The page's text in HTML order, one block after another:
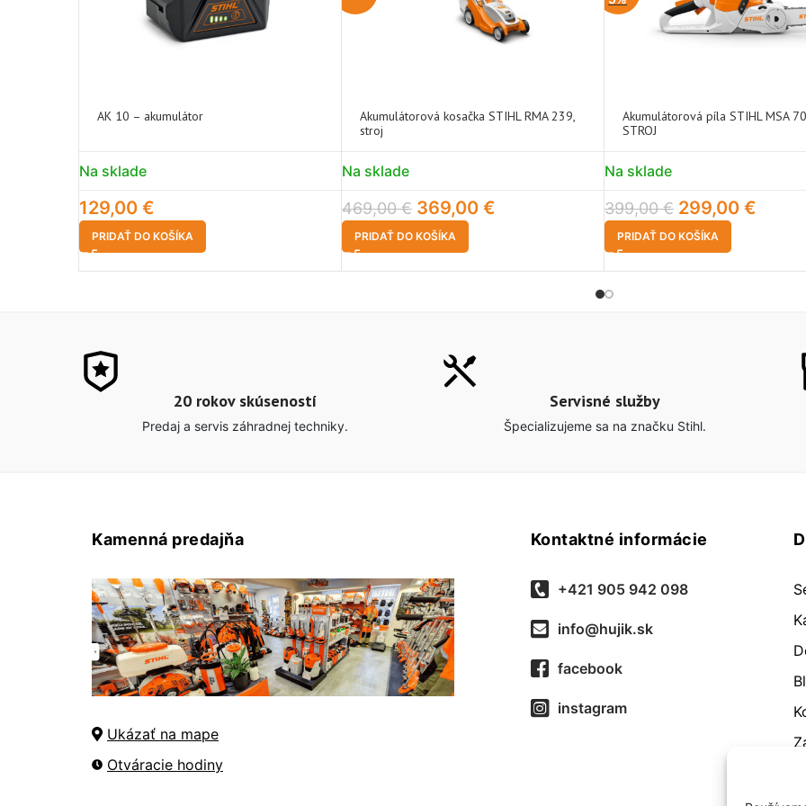
AK 10 – akumulátor
Na sklade
129,00 €
PRIDAŤ DO KOŠÍKA
Akumulátorová kosačka STIHL RMA 239,
stroj
Na sklade
469,00€ 369,00 €
PRIDAŤ DO KOŠÍKA
Akumulátorová píla STIHL MSA
STROJ
Na sklade
399,00€ 299,00 €
PRIDAŤ DO KOŠÍKA
20 rokov skúseností
Predaj a servis záhradnej techniky.
Servisné služby
Špecializujeme sa na značku Stihl.
Kamenná predajňa
Ukázať na mape
Otváracie hodiny
Kontaktné informácie
+421 905 942 098
info@hujik.sk
facebook
instagram